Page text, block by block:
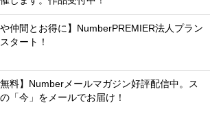
や仲間とお得に】NumberPREMIER法人プラン
タート！
無料】Numberメールマガジン好評配信中。ス
「今」をメールでお届け！